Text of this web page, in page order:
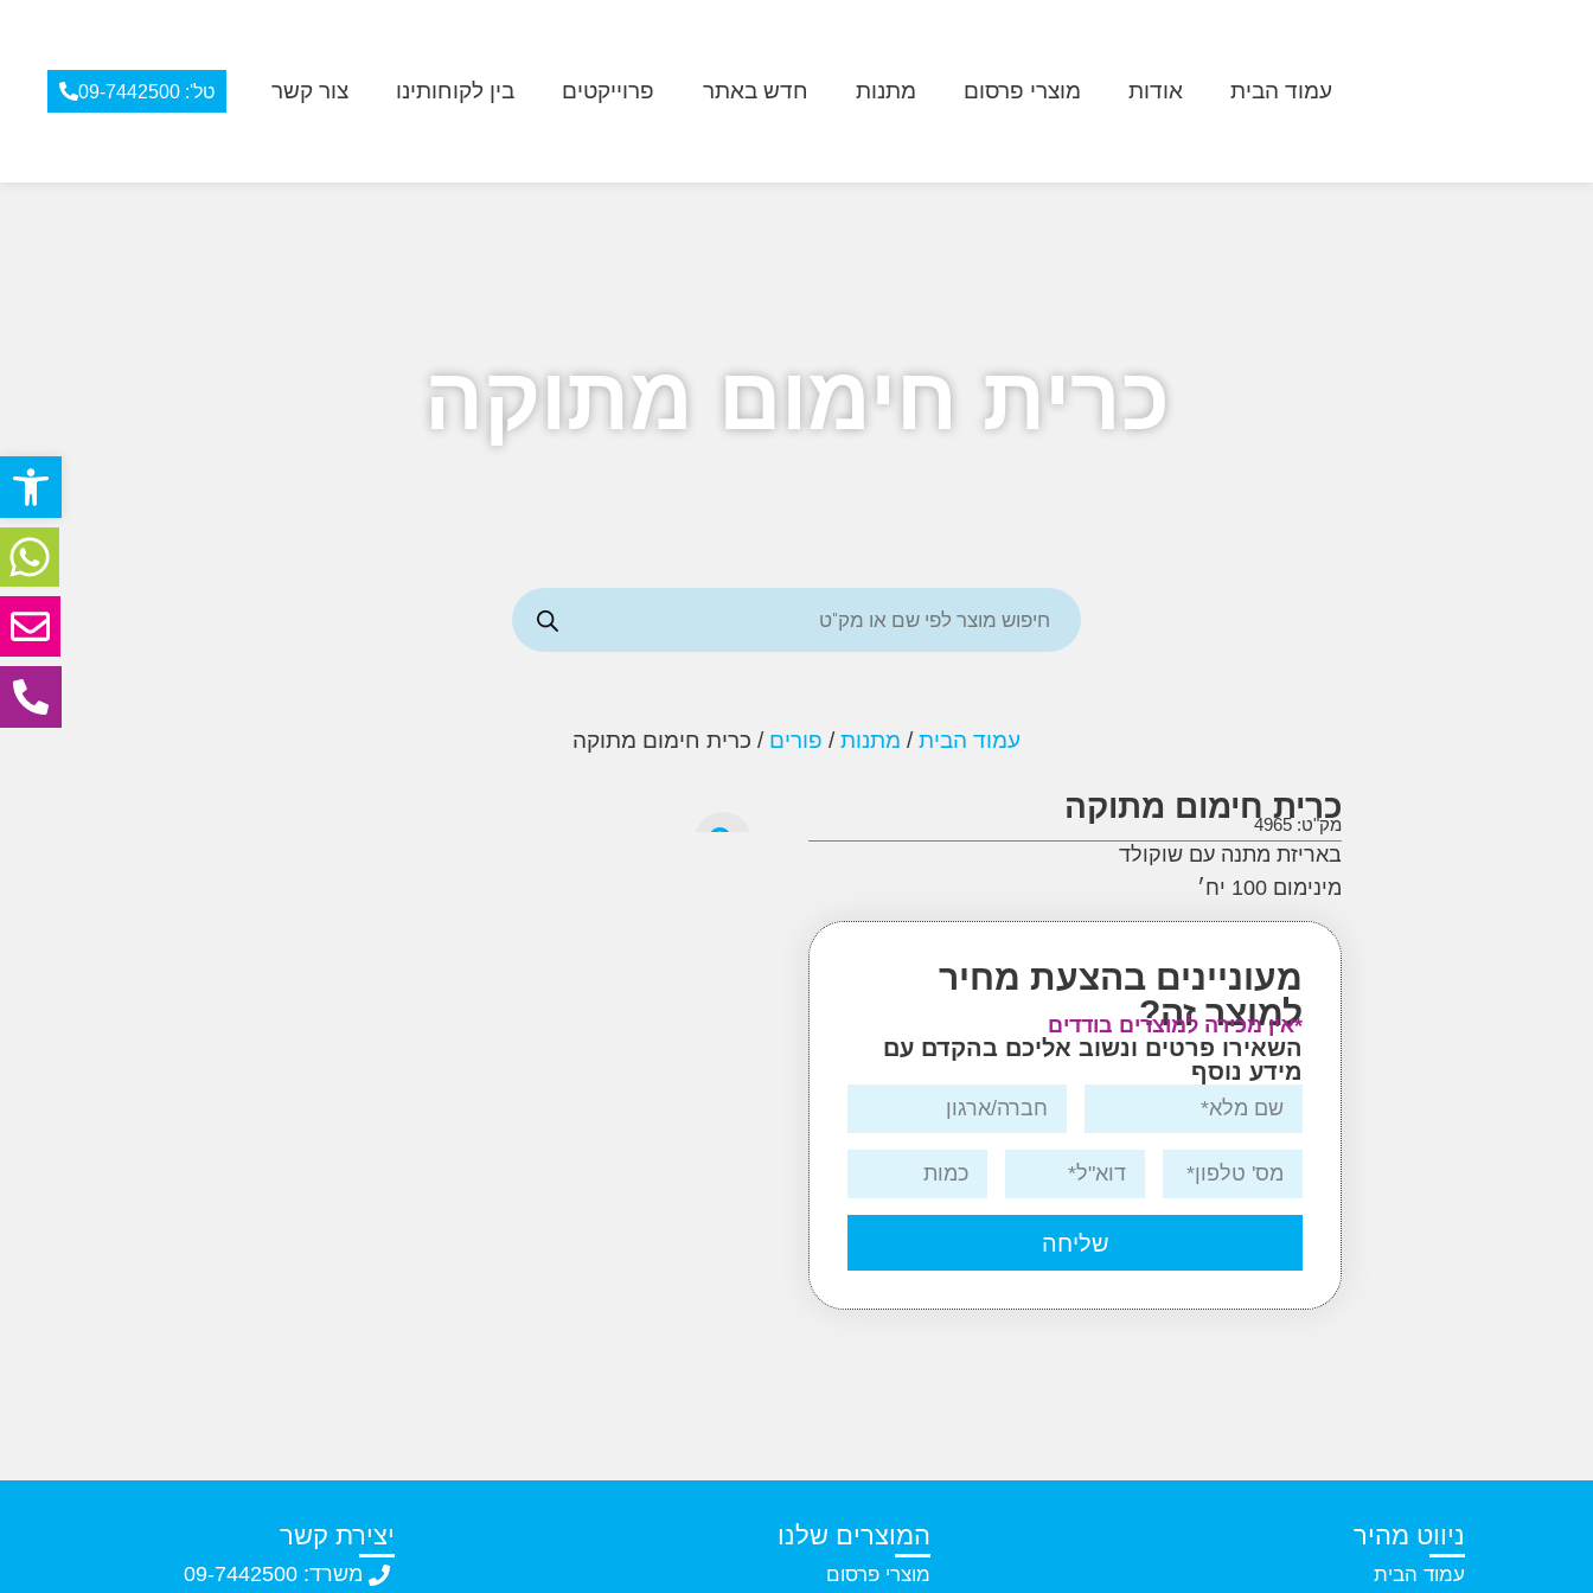
פתח
עמוד הבית אודות מוצרי פרסום מתנות חדש באתר פרוייקטים בין לקוחותינו צור קשר טל': 09-7442500
כרית חימום מתוקה
עמוד הבית/ מתנות/ פורים / כרית חימום מתוקה
כרית חימום מתוקה
מק"ט: 4965
באריזת מתנה עם שוקולד
מינימום 100 יח׳
מעוניינים בהצעת מחיר
למוצר זה?
*אין מכירה למוצרים בודדים
השאירו פרטים ונשוב אליכם בהקדם עם
מידע נוסף
שליחה
ניווט מהיר
עמוד הבית
המוצרים שלנו
מוצרי פרסום
יצירת קשר
משרד: 09-7442500